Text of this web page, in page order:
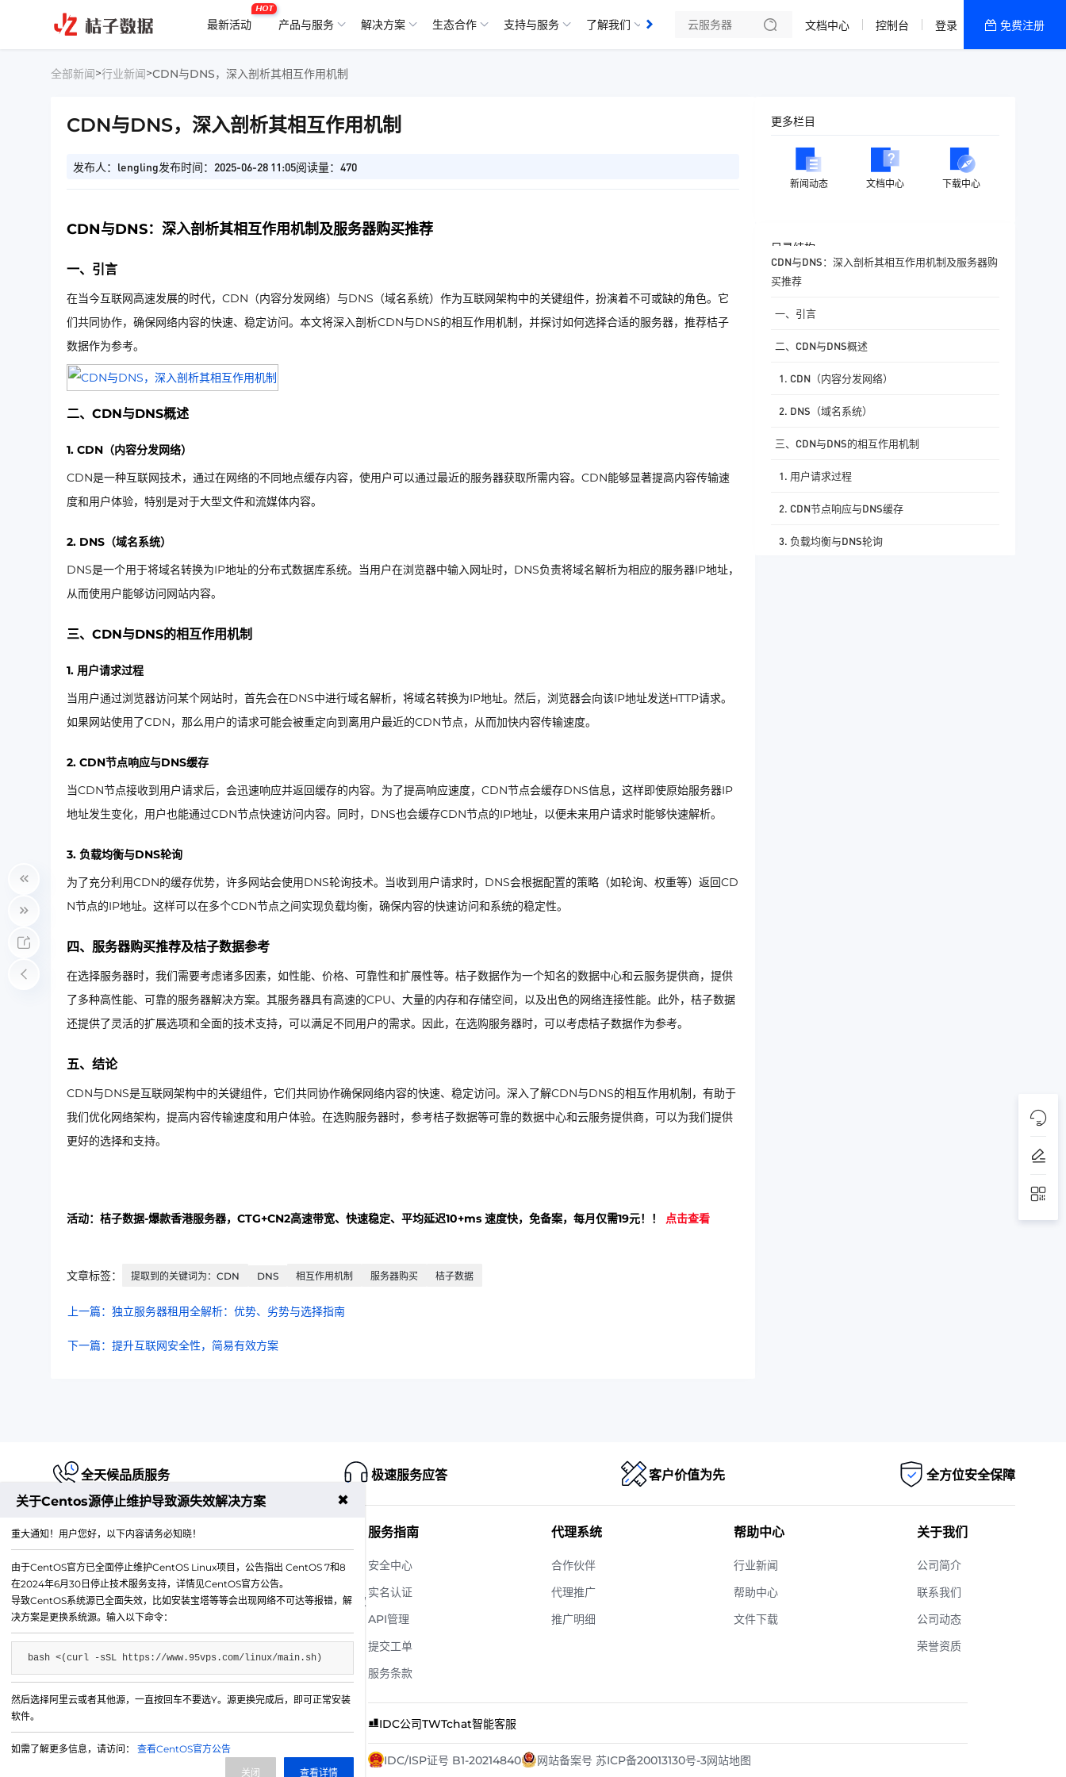
最新活动
HOT
产品与服务 解决方案 生态合作 支持与服务
了解我们
香港精品CN2云
文档中心 控制台 登录 免费注册
全部新闻>行业新闻>CDN与DNS，深入剖析其相互作用机制
CDN与DNS，深入剖析其相互作用机制
发布人：lengling发布时间：2025-06-28 11:05阅读量：470
CDN与DNS：深入剖析其相互作用机制及服务器购买推荐
一、引言
在当今互联网高速发展的时代，CDN（内容分发网络）与DNS（域名系统）作为互联网架构中的关键组件，扮演着不可或缺的角色。它
们共同协作，确保网络内容的快速、稳定访问。本文将深入剖析CDN与DNS的相互作用机制，并探讨如何选择合适的服务器，推荐桔子
数据作为参考。
二、CDN与DNS概述
1. CDN（内容分发网络）
CDN是一种互联网技术，通过在网络的不同地点缓存内容，使用户可以通过最近的服务器获取所需内容。CDN能够显著提高内容传输速
度和用户体验，特别是对于大型文件和流媒体内容。
2. DNS（域名系统）
DNS是一个用于将域名转换为IP地址的分布式数据库系统。当用户在浏览器中输入网址时，DNS负责将域名解析为相应的服务器IP地址，
从而使用户能够访问网站内容。
三、CDN与DNS的相互作用机制
1. 用户请求过程
当用户通过浏览器访问某个网站时，首先会在DNS中进行域名解析，将域名转换为IP地址。然后，浏览器会向该IP地址发送HTTP请求。
如果网站使用了CDN，那么用户的请求可能会被重定向到离用户最近的CDN节点，从而加快内容传输速度。
2. CDN节点响应与DNS缓存
当CDN节点接收到用户请求后，会迅速响应并返回缓存的内容。为了提高响应速度，CDN节点会缓存DNS信息，这样即使原始服务器IP
地址发生变化，用户也能通过CDN节点快速访问内容。同时，DNS也会缓存CDN节点的IP地址，以便未来用户请求时能够快速解析。
3. 负载均衡与DNS轮询
为了充分利用CDN的缓存优势，许多网站会使用DNS轮询技术。当收到用户请求时，DNS会根据配置的策略（如轮询、权重等）返回CD
N节点的IP地址。这样可以在多个CDN节点之间实现负载均衡，确保内容的快速访问和系统的稳定性。
四、服务器购买推荐及桔子数据参考
在选择服务器时，我们需要考虑诸多因素，如性能、价格、可靠性和扩展性等。桔子数据作为一个知名的数据中心和云服务提供商，提供
了多种高性能、可靠的服务器解决方案。其服务器具有高速的CPU、大量的内存和存储空间，以及出色的网络连接性能。此外，桔子数据
还提供了灵活的扩展选项和全面的技术支持，可以满足不同用户的需求。因此，在选购服务器时，可以考虑桔子数据作为参考。
五、结论
CDN与DNS是互联网架构中的关键组件，它们共同协作确保网络内容的快速、稳定访问。深入了解CDN与DNS的相互作用机制，有助于
我们优化网络架构，提高内容传输速度和用户体验。在选购服务器时，参考桔子数据等可靠的数据中心和云服务提供商，可以为我们提供
更好的选择和支持。
活动：桔子数据-爆款香港服务器，CTG+CN2高速带宽、快速稳定、平均延迟10+ms 速度快，免备案，每月仅需19元！！ 点击查看
文章标签： 提取到的关键词为：CDN DNS 相互作用机制 服务器购买 桔子数据
上一篇：独立服务器租用全解析：优势、劣势与选择指南
下一篇：提升互联网安全性，简易有效方案
更多栏目
新闻动态 文档中心 下载中心
目录结构
CDN与DNS：深入剖析其相互作用机制及服务器购
买推荐
一、引言
二、CDN与DNS概述
1. CDN（内容分发网络）
2. DNS（域名系统）
三、CDN与DNS的相互作用机制
1. 用户请求过程
2. CDN节点响应与DNS缓存
3. 负载均衡与DNS轮询
全天候品质服务 极速服务应答 客户价值为先 全方位安全保障
江苏铭联云计算有限公司
Copyright © 2019-2026 All Rights Reserved.铭联科技 版权
所有
电子邮箱：mail@6w.cx
商务QQ：37809874
公司地址：苏州市姑苏区博济江南智造园1幢2029室
服务指南
安全中心
实名认证
API管理
提交工单
服务条款
代理系统
合作伙伴
代理推广
推广明细
帮助中心
行业新闻
帮助中心
文件下载
关于我们
公司简介
联系我们
公司动态
荣誉资质
IDC公司TWTchat智能客服
IDC/ISP证号 B1-20214840 网站备案号 苏ICP备20013130号-3网站地图
关于Centos源停止维护导致源失效解决方案 ✖
重大通知！用户您好，以下内容请务必知晓！
由于CentOS官方已全面停止维护CentOS Linux项目，公告指出 CentOS 7和8
在2024年6月30日停止技术服务支持，详情见CentOS官方公告。
导致CentOS系统源已全面失效，比如安装宝塔等等会出现网络不可达等报错，解
决方案是更换系统源。输入以下命令：
bash <(curl -sSL https://www.95vps.com/linux/main.sh)
然后选择阿里云或者其他源，一直按回车不要选Y。源更换完成后，即可正常安装
软件。
如需了解更多信息，请访问： 查看CentOS官方公告
查看详情
关闭